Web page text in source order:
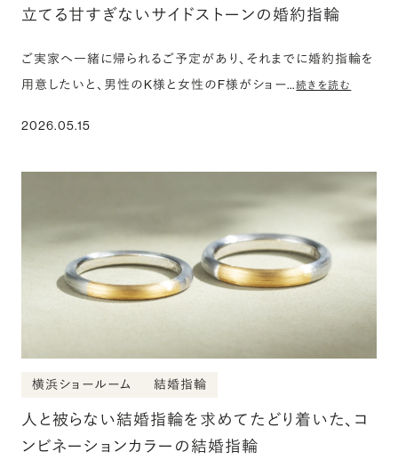
立てる甘すぎないサイドストーンの婚約指輪
ご実家へ一緒に帰られるご予定があり、それまでに婚約指輪を
用意したいと、男性のK様と女性のF様がショー…続きを読む
2026.05.15
横浜ショールーム 結婚指輪
人と被らない結婚指輪を求めてたどり着いた、コ
ンビネーションカラーの結婚指輪